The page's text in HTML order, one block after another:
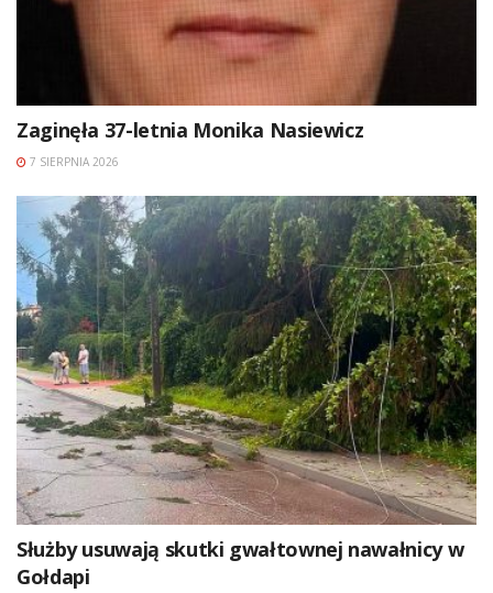
Zaginęła 37-letnia Monika Nasiewicz
7 SIERPNIA 2026
Służby usuwają skutki gwałtownej nawałnicy w
Gołdapi